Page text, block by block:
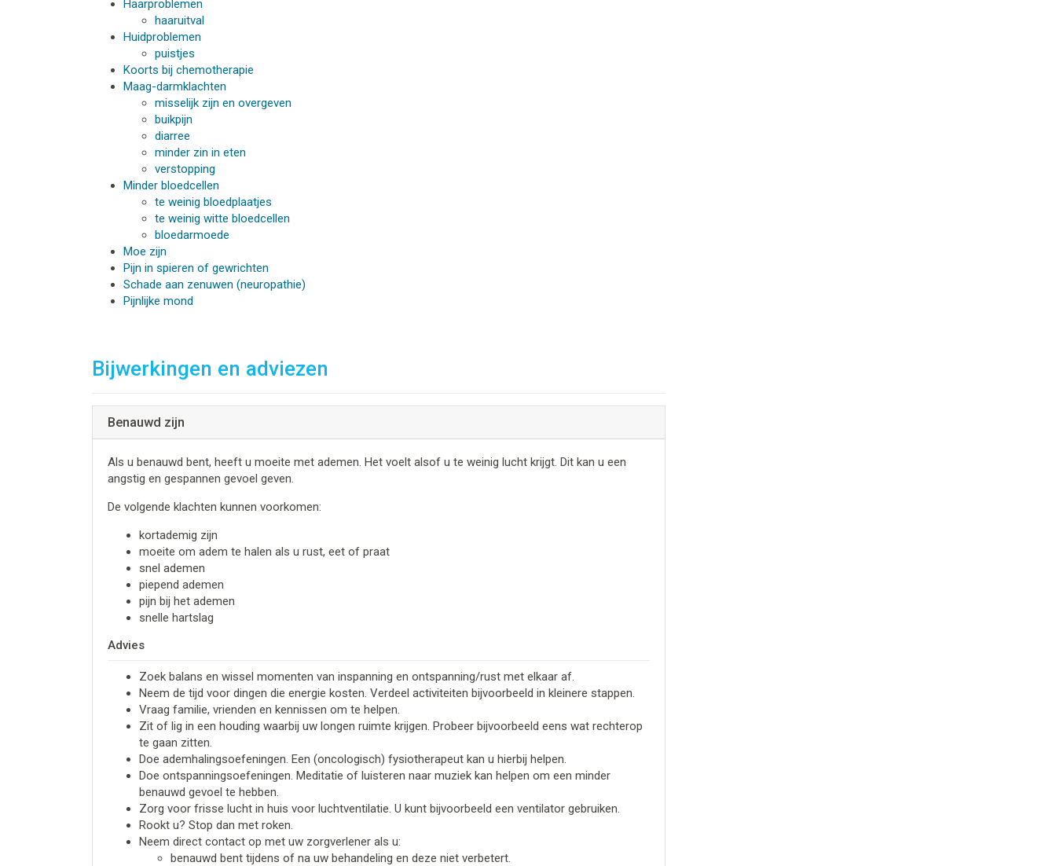
Haarproblemen
haaruitval
Huidproblemen
puistjes
Koorts bij chemotherapie
Maag-darmklachten
misselijk zijn en overgeven
buikpijn
diarree
minder zin in eten
verstopping
Minder bloedcellen
te weinig bloedplaatjes
te weinig witte bloedcellen
bloedarmoede
Moe zijn
Pijn in spieren of gewrichten
Schade aan zenuwen (neuropathie)
Pijnlijke mond
Bijwerkingen en adviezen
Benauwd zijn
Als u benauwd bent, heeft u moeite met ademen. Het voelt alsof u te weinig lucht krijgt. Dit kan u een
angstig en gespannen gevoel geven.
De volgende klachten kunnen voorkomen:
kortademig zijn
moeite om adem te halen als u rust, eet of praat
snel ademen
piepend ademen
pijn bij het ademen
snelle hartslag
Advies
Zoek balans en wissel momenten van inspanning en ontspanning/rust met elkaar af.
Neem de tijd voor dingen die energie kosten. Verdeel activiteiten bijvoorbeeld in kleinere stappen.
Vraag familie, vrienden en kennissen om te helpen.
Zit of lig in een houding waarbij uw longen ruimte krijgen. Probeer bijvoorbeeld eens wat rechterop
te gaan zitten.
Doe ademhalingsoefeningen. Een (oncologisch) fysiotherapeut kan u hierbij helpen.
Doe ontspanningsoefeningen. Meditatie of luisteren naar muziek kan helpen om een minder
benauwd gevoel te hebben.
Zorg voor frisse lucht in huis voor luchtventilatie. U kunt bijvoorbeeld een ventilator gebruiken.
Rookt u? Stop dan met roken.
Neem direct contact op met uw zorgverlener als u:
benauwd bent tijdens of na uw behandeling en deze niet verbetert.